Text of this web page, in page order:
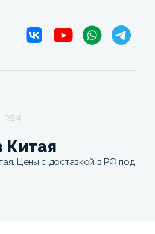
RS 4
Китая
Цены с доставкой в РФ под